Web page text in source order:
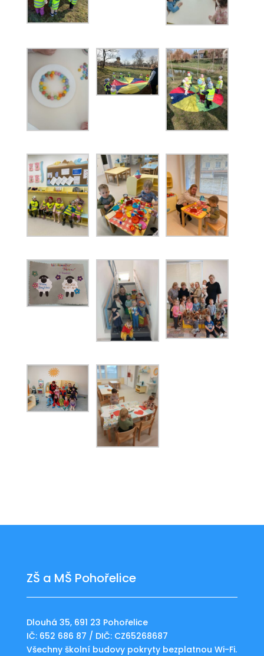
ZŠ a MŠ Pohořelice
Dlouhá 35, 691 23 Pohořelice
IČ: 652 686 87 / DIČ: CZ65268687
Všechny školní budovy pokryty bezplatnou Wi-Fi.